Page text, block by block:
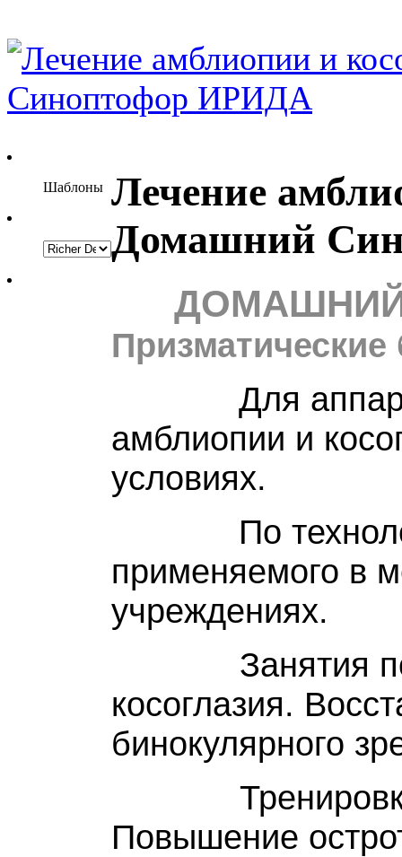
Шаблоны Лечение
Домашний
П
Для
амблиопии и
условиях.
По
применяемого в
учреждениях.
Занятия
косоглазия.
бинокулярного
Тренировка
Повышение